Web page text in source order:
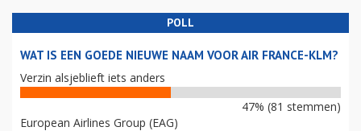
POLL
WAT IS EEN GOEDE NIEUWE NAAM VOOR AIR FRANCE-KLM?
Verzin alsjeblieft iets anders
47% (81 stemmen)
European Airlines Group (EAG)